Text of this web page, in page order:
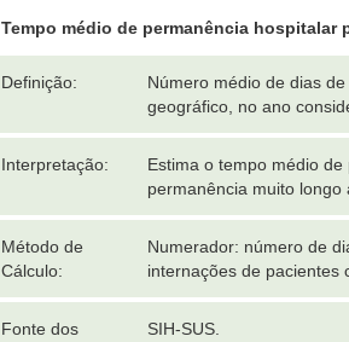
Tempo médio de permanência hospitalar
Definição:
Número médio de dias
geográfico, no ano
Interpretação:
Estima o tempo médio
permanência muito longo
Método de
Cálculo:
Numerador: número de
internações de pacientes
Fonte dos
SIH-SUS.